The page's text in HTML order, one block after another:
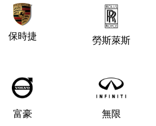
保時捷 勞斯萊斯
富豪 無限